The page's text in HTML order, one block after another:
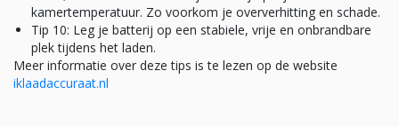
kamertemperatuur. Zo voorkom je oververhitting en schade.
Tip 10: Leg je batterij op een stabiele, vrije en onbrandbare
plek tijdens het laden.
Meer informatie over deze tips is te lezen op de website
iklaadaccuraat.nl